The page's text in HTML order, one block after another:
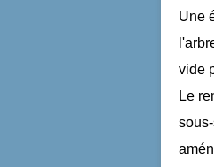
Une
vide
Le